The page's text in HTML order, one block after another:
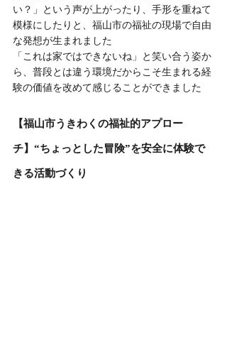
い？」という声が上がったり、手形を重ねて
模様にしたりと、福山市の福祉の現場で自由
な発想が生まれました
「これは家ではできないね」と笑い合う姿か
ら、普段とは違う環境だからこそ生まれる経
験の価値を改めて感じることができました
【福山市うきわくの福祉的アプロー
チ】“ちょっとした冒険”を安全に体験で
きる活動づくり